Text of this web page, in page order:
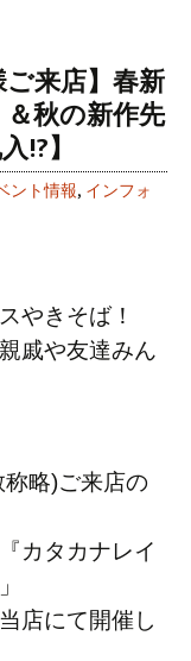
ご来店】春新
秋の新作先
!?】
ント情報, インフォ
やきそば！
戚や友達みん
略)ご来店の
カタカナレイ
店にて開催し